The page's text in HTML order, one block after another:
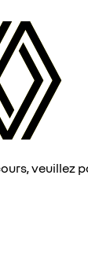
veuillez